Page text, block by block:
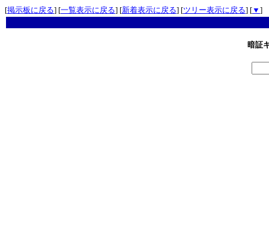
[掲示板に戻る] [一覧表示に戻る] [新着表示に戻る] [ツリー表示に戻る] [▼ ]
暗証